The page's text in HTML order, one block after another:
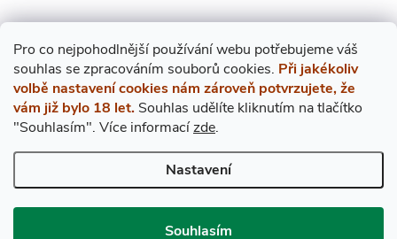
Pro co nejpohodlnější používání webu potřebujeme váš
souhlas se zpracováním souborů cookies. Při jakékoliv
volbě nastavení cookies nám zároveň potvrzujete, že
vám již bylo 18 let. Souhlas udělíte kliknutím na tlačítko
"Souhlasím". Více informacízde.
Nastavení
Souhlasím
Z
Á
P
Mějte přehled o novinkách
a slevách
E-mail ODEBÍRAT